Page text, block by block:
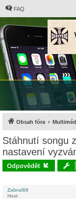
FAQ
Obsah fóra
Stáhnutí songu
nastavení
Odpovědět
Zabral68
Host